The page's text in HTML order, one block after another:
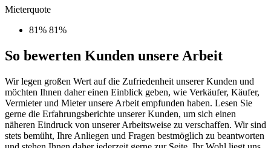
Mieterquote
81% 81%
So bewerten Kunden unsere Arbeit
Wir legen großen Wert auf die Zufriedenheit unserer Kunden und
möchten Ihnen daher einen Einblick geben, wie Verkäufer, Käufer,
Vermieter und Mieter unsere Arbeit empfunden haben. Lesen Sie
gerne die Erfahrungsberichte unserer Kunden, um sich einen
näheren Eindruck von unserer Arbeitsweise zu verschaffen. Wir sind
stets bemüht, Ihre Anliegen und Fragen bestmöglich zu beantworten